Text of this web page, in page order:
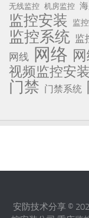
无线监控 机房监控
监控安装 监
监控系统 监
网线 网络
视频监控安装
门禁 门禁系统
安防技术分享 ©